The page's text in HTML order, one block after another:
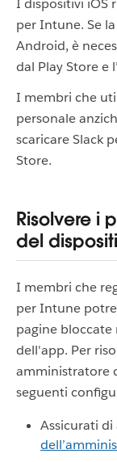
I dispositivi iOS
per Intune. Se
Android, è
dal Play Store e
I membri che
personale
scaricare Slack
Store.
Risolvere i
del
I membri che
per Intune
pagine
dell'app. Per
amministratore
seguenti
Assicurati di